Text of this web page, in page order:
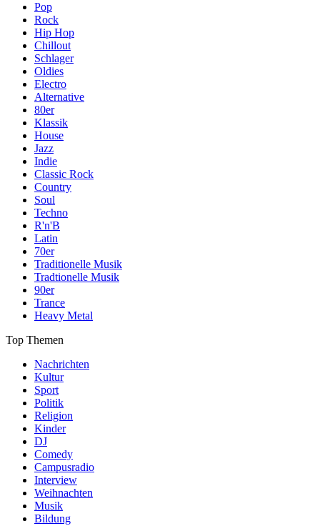
Pop
Rock
Hip Hop
Chillout
Schlager
Oldies
Electro
Alternative
80er
Klassik
House
Jazz
Indie
Classic Rock
Country
Soul
Techno
R'n'B
Latin
70er
Traditionelle Musik
Tradtionelle Musik
90er
Trance
Heavy Metal
Top Themen
Nachrichten
Kultur
Sport
Politik
Religion
Kinder
DJ
Comedy
Campusradio
Interview
Weihnachten
Musik
Bildung